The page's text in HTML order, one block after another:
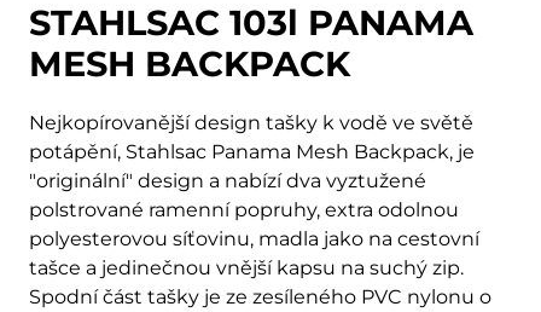
STAHLSAC 103l PANAMA
MESH BACKPACK
Nejkopírovanější design tašky k vodě ve světě
potápění, Stahlsac Panama Mesh Backpack, je
"originální" design a nabízí dva vyztužené
polstrované ramenní popruhy, extra odolnou
polyesterovou síťovinu, madla jako na cestovní
tašce a jedinečnou vnější kapsu na suchý zip.
Spodní část tašky je ze zesíleného PVC nylonu o